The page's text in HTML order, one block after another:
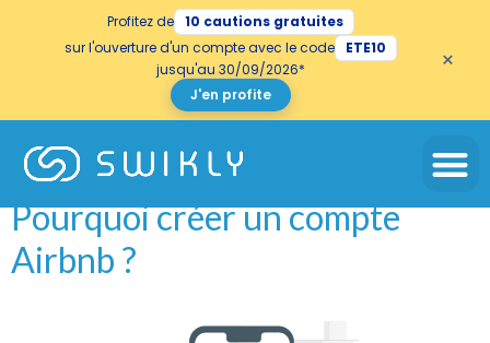
Profitez de 10 cautions gratuites
sur l'ouverture d'un compte avec le code
ETE10
jusqu'au 30/09/2026*
J'en profite
×
Étiquette : OTAs
Pourquoi créer un compte
Airbnb ?